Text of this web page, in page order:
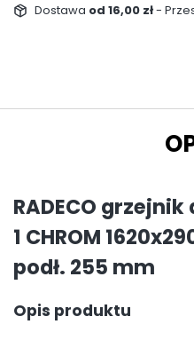
Dostawa od 16,00 zł-
RADECO
1 CHROM
podł. 255 mm
Opis produktu